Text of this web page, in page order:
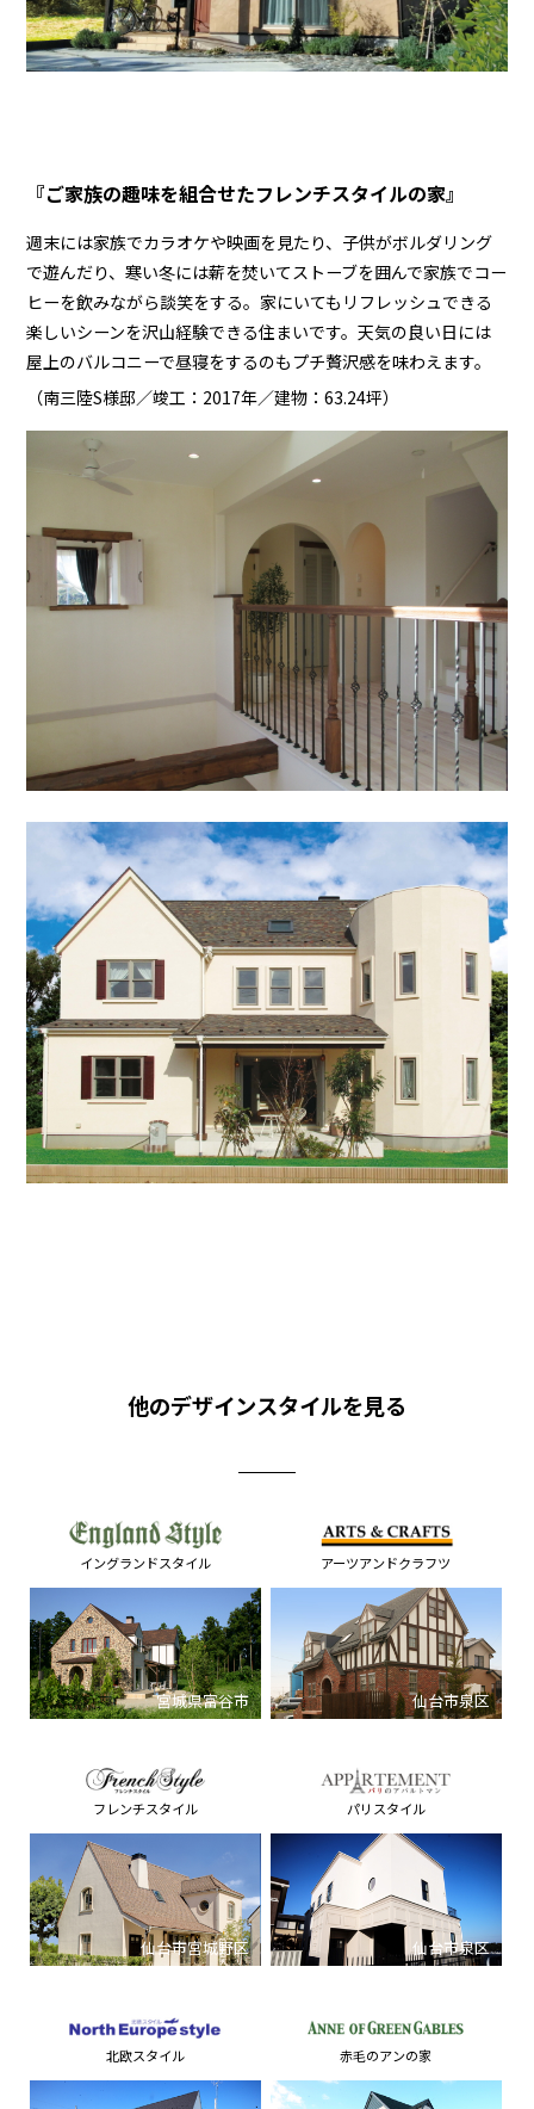
『ご家族の趣味を組合せたフレンチスタイルの家』
週末には家族でカラオケや映画を見たり、子供がボルダリング
で遊んだり、寒い冬には薪を焚いてストーブを囲んで家族でコー
ヒーを飲みながら談笑をする。家にいてもリフレッシュできる
楽しいシーンを沢山経験できる住まいです。天気の良い日には
屋上のバルコニーで昼寝をするのもプチ贅沢感を味わえます。
（南三陸S様邸／竣工：2017年／建物：63.24坪）
他のデザインスタイルを見る
イングランドスタイル
宮城県富谷市
アーツアンドクラフツ
仙台市泉区
フレンチスタイル
仙台市宮城野区
パリスタイル
仙台市泉区
北欧スタイル 赤毛のアンの家